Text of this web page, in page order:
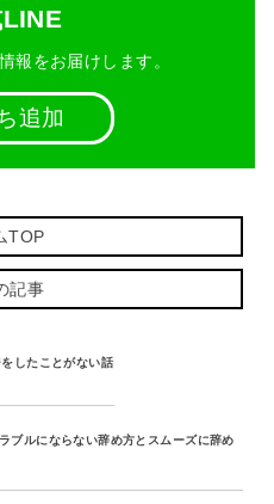
報をお届けします。
追加
TOP
記事
したことがない話
ブルにならない辞め方とスムーズに辞め